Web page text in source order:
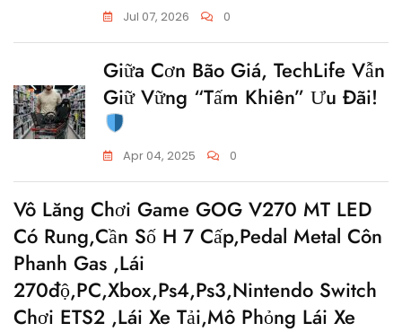
Jul 07, 2026 0
Giữa Cơn Bão Giá, TechLife Vẫn
Giữ Vững “Tấm Khiên” Ưu Đãi!
Apr 04, 2025 0
Vô Lăng Chơi Game GOG V270 MT LED
Có Rung,cần Số H 7 Cấp,Pedal Metal Côn
Phanh Gas ,lái
270độ,PC,xbox,Ps4,Ps3,nintendo Switch
Chơi ETS2 ,lái Xe Tải,mô Phỏng Lái Xe